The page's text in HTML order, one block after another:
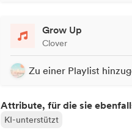
Grow Up
Clover
Zu einer Playlist
Attribute, für die sie
KI-unterstützt